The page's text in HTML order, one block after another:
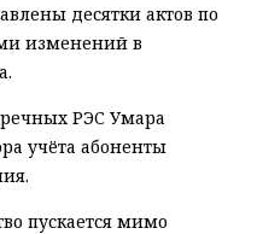
десятки актов по
изменений в
РЭС Умара
учёта абоненты
пускается мимо